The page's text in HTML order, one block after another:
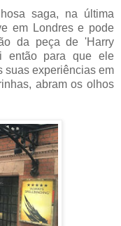
saga, na última
em Londres e pode
da peça de 'Harry
então para que ele
suas experiências em
abram os olhos